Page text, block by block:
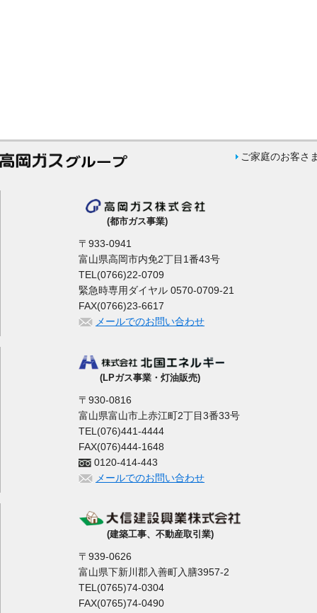
ご家庭のお客さ
(都市ガス事業)
〒933-0941
富山県高岡市内免2丁目1番43号
TEL(0766)22-0709
緊急時専用ダイヤル 0570-0709-21
FAX(0766)23-6617
メールでのお問い合わせ
(LPガス事業・灯油販売)
〒930-0816
富山県富山市上赤江町2丁目3番33号
TEL(076)441-4444
FAX(076)444-1648
0120-414-443
メールでのお問い合わせ
(建築工事、不動産取引業)
〒939-0626
富山県下新川郡入善町入膳3957-2
TEL(0765)74-0304
FAX(0765)74-0490